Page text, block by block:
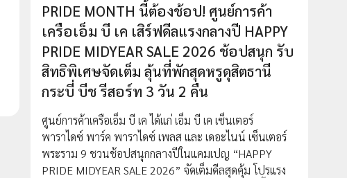
PRIDE MONTH นี้ต้องช้อป! ศูนย์การค้า
เครือเอ็ม บี เค เสิร์ฟดีลแรงกลางปี HAPPY
PRIDE MIDYEAR SALE 2026 ช้อปสนุก รับ
สิทธิพิเศษจัดเต็ม ลุ้นที่พักสุดหรูดุสิตธานี
กระบี่ บีช รีสอร์ท 3 วัน 2 คืน
ศูนย์การค้าเครือเอ็ม บี เค ได้แก่ เอ็ม บี เค เซ็นเตอร์
พาราไดซ์ พาร์ค พาราไดซ์ เพลส และ เดอะไนน์ เซ็นเตอร์
พระราม 9 ชวนช้อปสนุกกลางปีในแคมเปญ “HAPPY
PRIDE MIDYEAR SALE 2026” จัดเต็มดีลสุดคุ้ม โปรแรง